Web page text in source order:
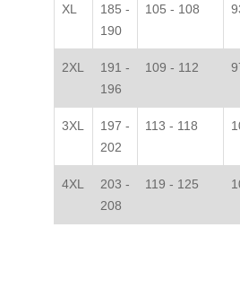
XL
185 -
190
105 - 108
2XL
191 -
196
109 - 112
3XL
197 -
202
113 - 118
4XL
203 -
208
119 - 125